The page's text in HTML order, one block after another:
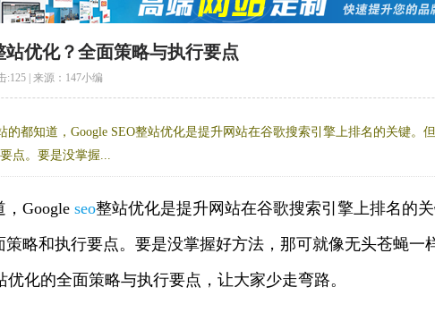
站优化？全面策略与执行要点
:125 | 来源：147小编
的都知道，Google SEO整站优化是提升网站在谷歌搜索引擎上排名的关键。
点。要是没掌握...
Google seo整站优化是提升网站在谷歌搜索引擎上排名的
策略和执行要点。要是没掌握好方法，那可就像无头苍蝇一
优化的全面策略与执行要点，让大家少走弯路。